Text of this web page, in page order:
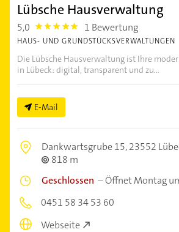
Lübsche Hausverwaltung
5,0 5.0 1 Bewertung
HAUS- UND GRUNDSTÜCKSVERWALTUNGEN
Die Lübsche Hausverwaltung ist Ihre
in Lübeck: digital, transparent und zu...
E-Mail
Dankwartsgrube 15,23552
818 m
Geschlossen –Öffnet Montag
0451 58 34 53 60
Webseite